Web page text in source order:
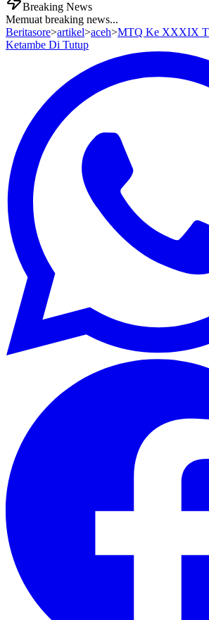
Breaking News
Memuat breaking news...
Beritasore>artikel>aceh>MTQ Ke XXXIX
Ketambe Di Tutup